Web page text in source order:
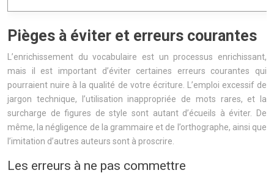
Pièges à éviter et erreurs courantes
L’enrichissement du vocabulaire est un processus enrichissant,
mais il est important d’éviter certaines erreurs courantes qui
pourraient nuire à la qualité de votre écriture. L’emploi excessif de
jargon technique, l’utilisation inappropriée de mots rares, et la
surcharge de figures de style sont autant d’écueils à éviter. De
même, la négligence de la grammaire et de l’orthographe, ainsi que
l’imitation d’autres auteurs sont à proscrire.
Les erreurs à ne pas commettre